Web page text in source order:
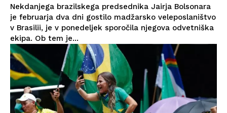
Nekdanjega brazilskega predsednika Jairja Bolsonara
je februarja dva dni gostilo madžarsko veleposlaništvo
v Brasilii, je v ponedeljek sporočila njegova odvetniška
ekipa. Ob tem je...